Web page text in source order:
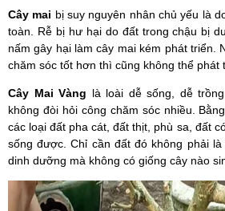
Cây mai bị suy nguyên nhân chủ yếu là
toàn. Rễ bị hư hại do đất trong chậu bị
nấm gây hại làm cây mai kém phát triển.
chăm sóc tốt hơn thì cũng không thể
Cây Mai Vàng là loài dễ sống, dễ
không đòi hỏi công chăm sóc nhiều.
các loại đất pha cát, đất thịt, phù sa, đất
sống được. Chỉ cần đất đó không phải
dinh dưỡng mà không có giống cây nào